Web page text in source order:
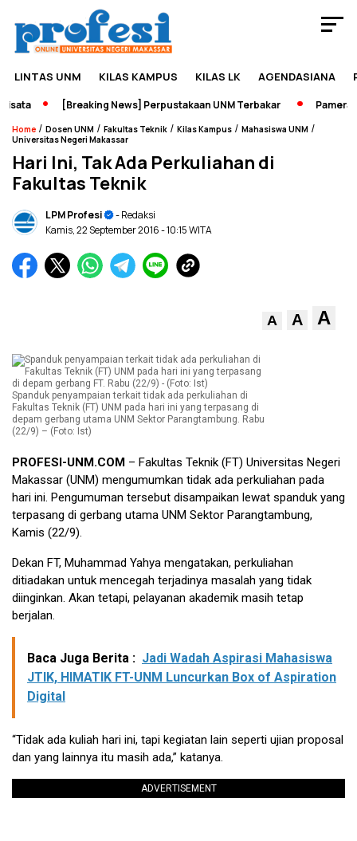
LINTAS UNM KILAS KAMPUS KILAS LK AGENDASIANA
[Breaking News] Perpustakaan UNM Terbakar Pameran
Home / Dosen UNM / Fakultas Teknik / Kilas Kampus / Mahasiswa UNM /
Universitas Negeri Makassar
Hari Ini, Tak Ada Perkuliahan di
Fakultas Teknik
LPM Profesi
- Redaksi
Kamis, 22 September 2016- 10:15 WITA
A A A
Spanduk penyampaian terkait tidak ada perkuliahan di
Fakultas Teknik (FT) UNM pada hari ini yang terpasang di
depam gerbang utama UNM Sektor Parangtambung. Rabu
(22/9) – (Foto: Ist)
PROFESI-UNM.COM – Fakultas Teknik (FT) Universitas Negeri
Makassar (UNM) mengumumkan tidak ada perkuliahan pada
hari ini. Pengumuman tersebut disampaikan lewat spanduk yang
terpasang di gerbang utama UNM Sektor Parangtambung,
Kamis (22/9).
Dekan FT, Muhammad Yahya mengatakan, perkuliahan
ditiadakan untuk mencegah terjadinya masalah yang tidak
diinginkan. Akan tetapi, pelayanan akademik masih tetap
berjalan.
Baca Juga Berita : Jadi Wadah Aspirasi Mahasiswa
JTIK, HIMATIK FT-UNM Luncurkan Box of Aspiration
Digital
“Tidak ada kuliah hari ini, tapi kegiatan lain seperti ujian proposal
dan yang lainnya itu masih ada,” katanya.
ADVERTISEMENT